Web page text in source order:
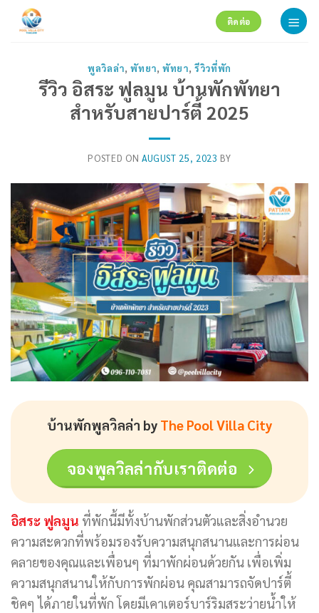
ติดต่อ
พูลวิลล่า,พัทยา,พัทยา,รีวิวที่พัก
รีวิว อิสระ ฟูลมูน บ้านพักพัทยา
สำหรับสายปาร์ตี้ 2025
POSTED ON AUGUST 25, 2023 BY
บ้านพักพูลวิลล่า by The Pool Villa City
จองพูลวิลล่ากับเราติดต่อ
อิสระ ฟูลมูน ที่พักนี้มีทั้งบ้านพักส่วนตัวและสิ่งอำนวย
ความสะดวกที่พร้อมรองรับความสนุกสนานและการผ่อน
คลายของคุณและเพื่อนๆ ที่มาพักผ่อนด้วยกัน เพื่อเพิ่ม
ความสนุกสนานให้กับการพักผ่อน คุณสามารถจัดปาร์ตี้
ชิคๆ ได้ภายในที่พัก โดยมีเคาเตอร์บาร์ริมสระว่ายน้ำให้